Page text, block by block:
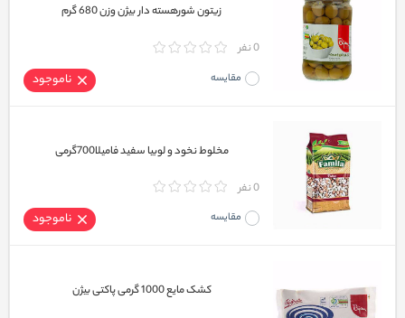
زیتون شورهسته دار بیژن وزن 680 گرم
0 نفر
مقایسه ناموجود
مخلوط نخود و لوبیا سفید فامیلا700گرمی
0 نفر
مقایسه ناموجود
کشک مایع 1000 گرمی پاکتی بیژن